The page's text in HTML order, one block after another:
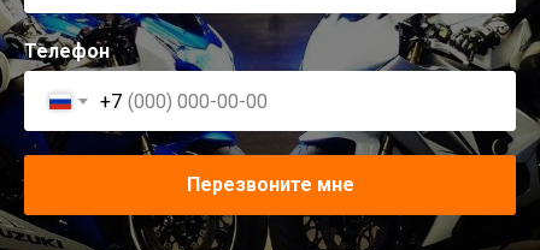
Телефон
+7
Перезвоните мне